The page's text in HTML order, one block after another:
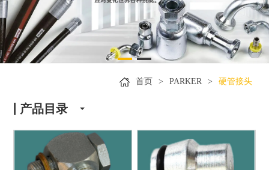
首页 > PARKER > 硬管接头
产品目录